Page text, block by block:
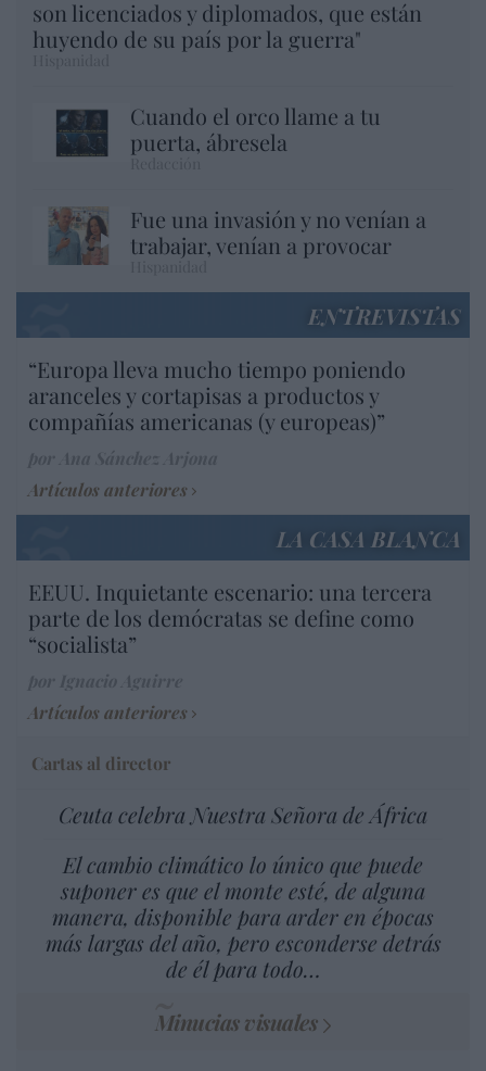
son licenciados y diplomados, que están
huyendo de su país por la guerra"
Cuando el orco llame a tu
puerta, ábresela
Fue una invasión y no venían a
trabajar, venían a provocar
ENTREVISTAS
“Europa lleva mucho tiempo poniendo
aranceles y cortapisas a productos y
compañías americanas (y europeas)”
Artículos anteriores
LA CASA BLANCA
EEUU. Inquietante escenario: una tercera
parte de los demócratas se define como
“socialista”
Artículos anteriores
Cartas al director
Ceuta celebra Nuestra Señora de África
El cambio climático lo único que puede
suponer es que el monte esté, de alguna
manera, disponible para arder en épocas
más largas del año, pero esconderse detrás
de él para todo…
Minucias visuales